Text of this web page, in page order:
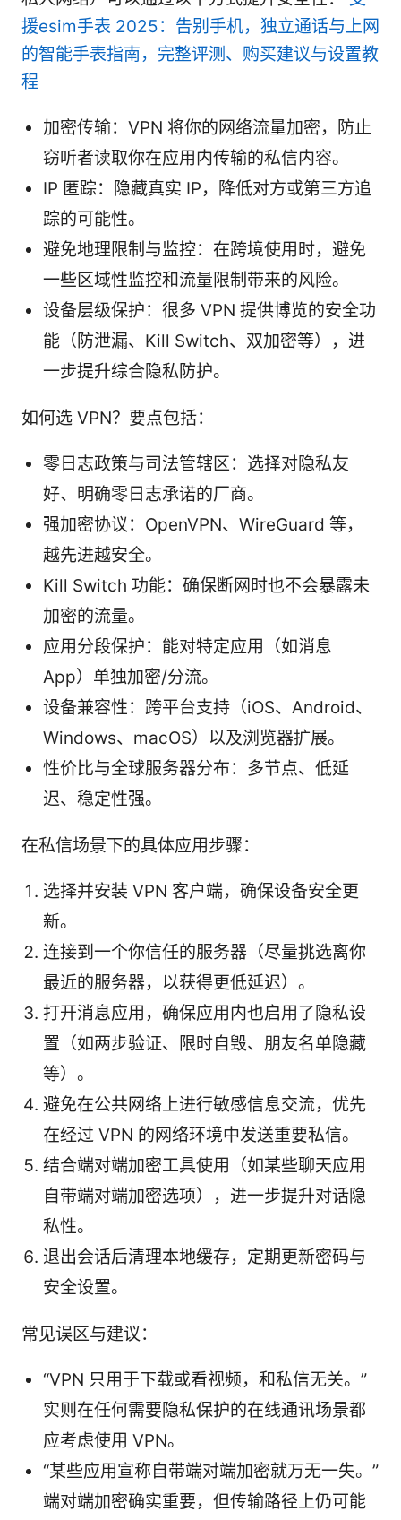
援esim手表 2025：告别手机，独立通话与上网
的智能手表指南，完整评测、购买建议与设置教
程
加密传输：VPN 将你的网络流量加密，防止
窃听者读取你在应用内传输的私信内容。
IP 匿踪：隐藏真实 IP，降低对方或第三方追
踪的可能性。
避免地理限制与监控：在跨境使用时，避免
一些区域性监控和流量限制带来的风险。
设备层级保护：很多 VPN 提供博览的安全功
能（防泄漏、Kill Switch、双加密等），进
一步提升综合隐私防护。
如何选 VPN？要点包括：
零日志政策与司法管辖区：选择对隐私友
好、明确零日志承诺的厂商。
强加密协议：OpenVPN、WireGuard 等，
越先进越安全。
Kill Switch 功能：确保断网时也不会暴露未
加密的流量。
应用分段保护：能对特定应用（如消息
App）单独加密/分流。
设备兼容性：跨平台支持（iOS、Android、
Windows、macOS）以及浏览器扩展。
性价比与全球服务器分布：多节点、低延
迟、稳定性强。
在私信场景下的具体应用步骤：
选择并安装 VPN 客户端，确保设备安全更
新。
连接到一个你信任的服务器（尽量挑选离你
最近的服务器，以获得更低延迟）。
打开消息应用，确保应用内也启用了隐私设
置（如两步验证、限时自毁、朋友名单隐藏
等）。
避免在公共网络上进行敏感信息交流，优先
在经过 VPN 的网络环境中发送重要私信。
结合端对端加密工具使用（如某些聊天应用
自带端对端加密选项），进一步提升对话隐
私性。
退出会话后清理本地缓存，定期更新密码与
安全设置。
常见误区与建议：
“VPN 只用于下载或看视频，和私信无关。”
实则在任何需要隐私保护的在线通讯场景都
应考虑使用 VPN。
“某些应用宣称自带端对端加密就万无一失。”
端对端加密确实重要，但传输路径上仍可能